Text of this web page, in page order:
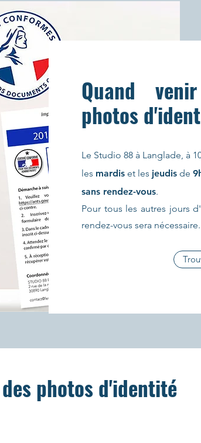
Quand
photos
Le Studio 88 à Langlade, à
les mardis et les jeudis de
sans rendez-vous.
Pour tous les autres jours
rendez-vous sera nécessaire.
photos d'identité